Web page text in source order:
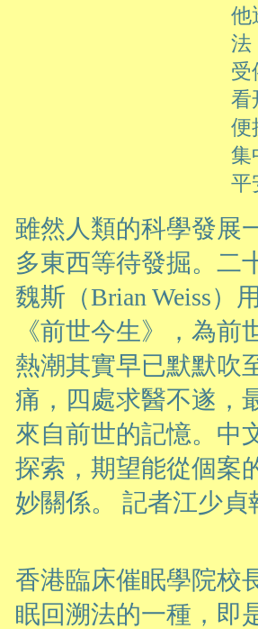
他
法
受
看
便
集
平
雖然人類的科學發展
多東西等待發掘。二
魏斯（Brian Weiss）
《前世今生》，為
熱潮其實早已默默吹
痛，四處求醫不遂，
來自前世的記憶。中
探索，期望能從個案
妙關係。 記者江少貞
香港臨床催眠學院校
眠回溯法的一種，即